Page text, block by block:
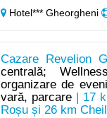
Hotel*** Gheorgheni
Cazare Revelion
centrală;
organizare de
vară, parcare| 17
Roșu și 26 km